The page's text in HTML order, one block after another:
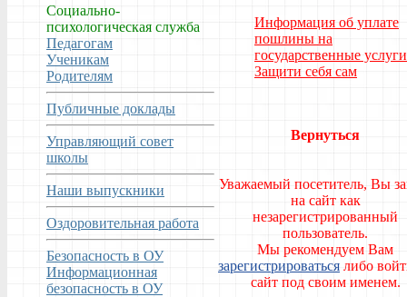
Социально-
психологическая служба
Педагогам
Ученикам
Родителям
Публичные доклады
Управляющий совет
школы
Наши выпускники
Оздоровительная работа
Безопасность в ОУ
Информационная
безопасность в ОУ
Информация об уплате
пошлины на
государственные услуги
Защити себя сам
Вернуться
Уважаемый посетитель, Вы
на сайт как
незарегистрированный
пользователь.
Мы рекомендуем Вам
зарегистрироваться либо
сайт под своим именем.